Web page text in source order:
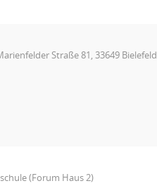
Straße 81, 33649 Bielefeld
(Forum Haus 2)